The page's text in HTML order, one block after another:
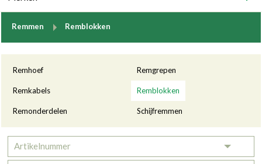
Slovenië Italië
Denemarken Finland
Bulgarije Ierland
Remmen breadcrumb.to
Remblokken
Categorieën
Remhoef Remgrepen
Remkabels Remblokken
Remonderdelen Schijfremmen
Artikelnummer
Toggle